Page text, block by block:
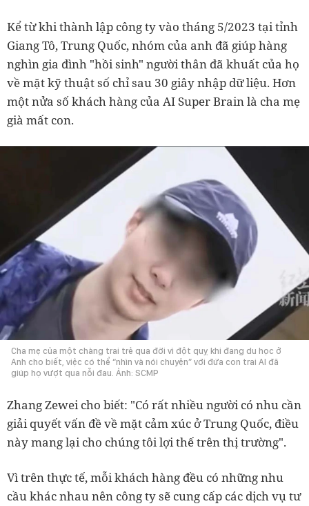
Kể từ khi thành lập công ty vào tháng 5/2023 tại tỉnh
Giang Tô, Trung Quốc, nhóm của anh đã giúp hàng
nghìn gia đình "hồi sinh" người thân đã khuất của họ
về mặt kỹ thuật số chỉ sau 30 giây nhập dữ liệu. Hơn
một nửa số khách hàng của AI Super Brain là cha mẹ
già mất con.
Cha mẹ của một chàng trai trẻ qua đời vì đột quỵ khi đang du học ở
Anh cho biết, việc có thể “nhìn và nói chuyện” với đứa con trai AI đã
giúp họ vượt qua nỗi đau. Ảnh: SCMP
Zhang Zewei cho biết: "Có rất nhiều người có nhu cần
giải quyết vấn đề về mặt cảm xúc ở Trung Quốc, điều
này mang lại cho chúng tôi lợi thế trên thị trường".
Vì trên thực tế, mỗi khách hàng đều có những nhu
cầu khác nhau nên công ty sẽ cung cấp các dịch vụ tư